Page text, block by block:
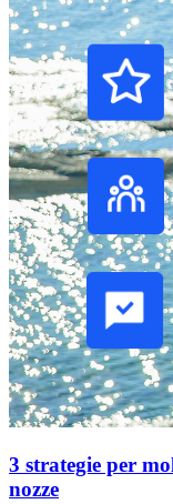
3 strategie per
nozze